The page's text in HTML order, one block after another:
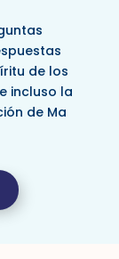
de los
incluso la
de Ma